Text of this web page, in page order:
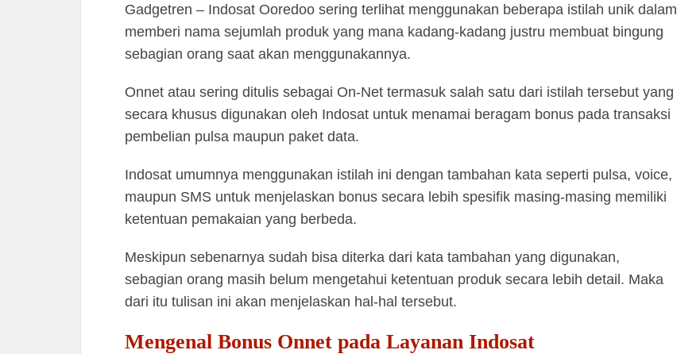
Gadgetren – Indosat Ooredoo sering terlihat menggunakan beberapa istilah unik dalam
memberi nama sejumlah produk yang mana kadang-kadang justru membuat bingung
sebagian orang saat akan menggunakannya.
Onnet atau sering ditulis sebagai On-Net termasuk salah satu dari istilah tersebut yang
secara khusus digunakan oleh Indosat untuk menamai beragam bonus pada transaksi
pembelian pulsa maupun paket data.
Indosat umumnya menggunakan istilah ini dengan tambahan kata seperti pulsa, voice,
maupun SMS untuk menjelaskan bonus secara lebih spesifik masing-masing memiliki
ketentuan pemakaian yang berbeda.
Meskipun sebenarnya sudah bisa diterka dari kata tambahan yang digunakan,
sebagian orang masih belum mengetahui ketentuan produk secara lebih detail. Maka
dari itu tulisan ini akan menjelaskan hal-hal tersebut.
Mengenal Bonus Onnet pada Layanan Indosat